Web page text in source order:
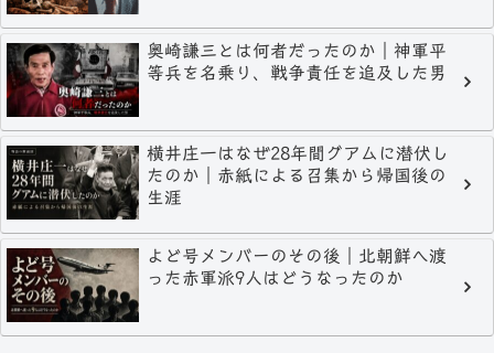
奥崎謙三とは何者だったのか｜神軍平
等兵を名乗り、戦争責任を追及した男
横井庄一はなぜ28年間グアムに潜伏し
たのか｜赤紙による召集から帰国後の
生涯
よど号メンバーのその後｜北朝鮮へ渡
った赤軍派9人はどうなったのか